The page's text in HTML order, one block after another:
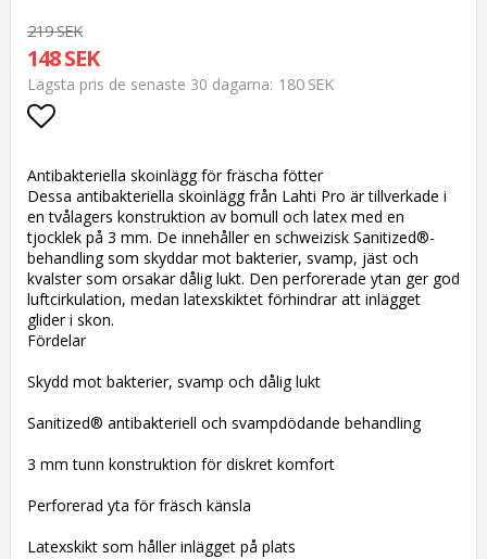
219 SEK
148 SEK
Lägsta pris de senaste 30 dagarna 180 SEK
Lägg till i favoritlistan
Antibakteriella skoinlägg för fräscha fötter
Dessa antibakteriella skoinlägg från Lahti Pro är tillverkade i
en tvålagers konstruktion av bomull och latex med en
tjocklek på 3 mm. De innehåller en schweizisk Sanitized®-
behandling som skyddar mot bakterier, svamp, jäst och
kvalster som orsakar dålig lukt. Den perforerade ytan ger god
luftcirkulation, medan latexskiktet förhindrar att inlägget
glider i skon.
Fördelar
Skydd mot bakterier, svamp och dålig lukt
Sanitized® antibakteriell och svampdödande behandling
3 mm tunn konstruktion för diskret komfort
Perforerad yta för fräsch känsla
Latexskikt som håller inlägget på plats